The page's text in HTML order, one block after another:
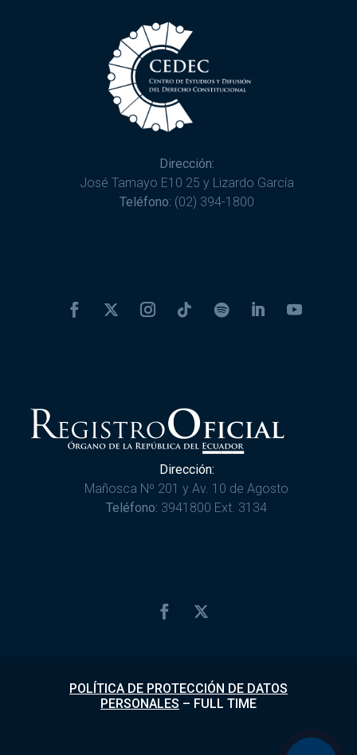
Dirección:
José Tamayo E10 25 y Lizardo García
Teléfono: (02) 394-1800
Dirección:
Mañosca Nº 201 y Av. 10 de Agosto
Teléfono: 3941800 Ext. 3134
POLÍTICA DE PROTECCIÓN DE DATOS
PERSONALES – FULL TIME